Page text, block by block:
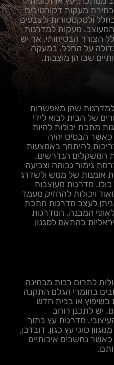
מעקות דקורטיבים
ולטקסטורות ולצבעים
מעקות למדרגות
הצורך הבטיחותי, אך יש
על החלל. במעקה
שבו הן מוצבות.
שהן מאפשרות
של הבית לבוא לידי
מתכת יכולות להיות
כאשר הבסיס יהיה
להיתמך באמצעות
המשקלים הנדרשים.
גימור גבוהה וצביעה
אומנות של ממש ולשדרג
מדרגות מעוצבות
ויכולות להחזיק מעמד
ניתן לעצב מדרגות מתכת
המבנה. המדרגות
בהתאם לסגנון
לתרום רבות מבחינה
בחומרי הגלם התקנה
או בבית חדש
יש לתכנן רוחב
מדרגות עץ בתוך
סוגי עץ כגון, דובדבן,
כאשר נחשבים איכותיים